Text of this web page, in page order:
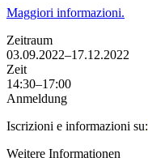
Maggiori informazioni.
Zeitraum
03.09.2022–17.12.2022
Zeit
14:30–17:00
Anmeldung
Iscrizioni e informazioni su:
Weitere Informationen